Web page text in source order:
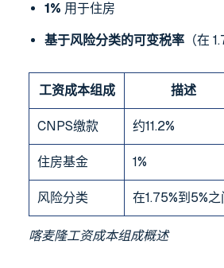
1% 用于住房
基于风险分类的可变税率 （在
工资成本组成 描述
CNPS缴款 约11.2%
住房基金 1%
风险分类 在1.75%到5%之
喀麦隆工资成本组成概述